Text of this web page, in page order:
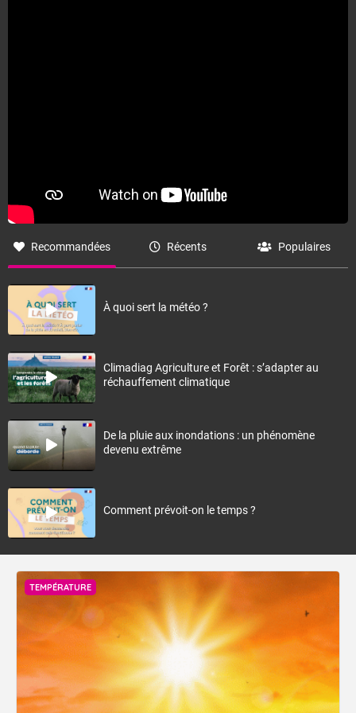
Recommandées Récents Populaires
À quoi sert la météo ?
Climadiag Agriculture et Forêt : s’adapter au
réchauffement climatique
De la pluie aux inondations : un phénomène
devenu extrême
Comment prévoit-on le temps ?
TEMPÉRATURE